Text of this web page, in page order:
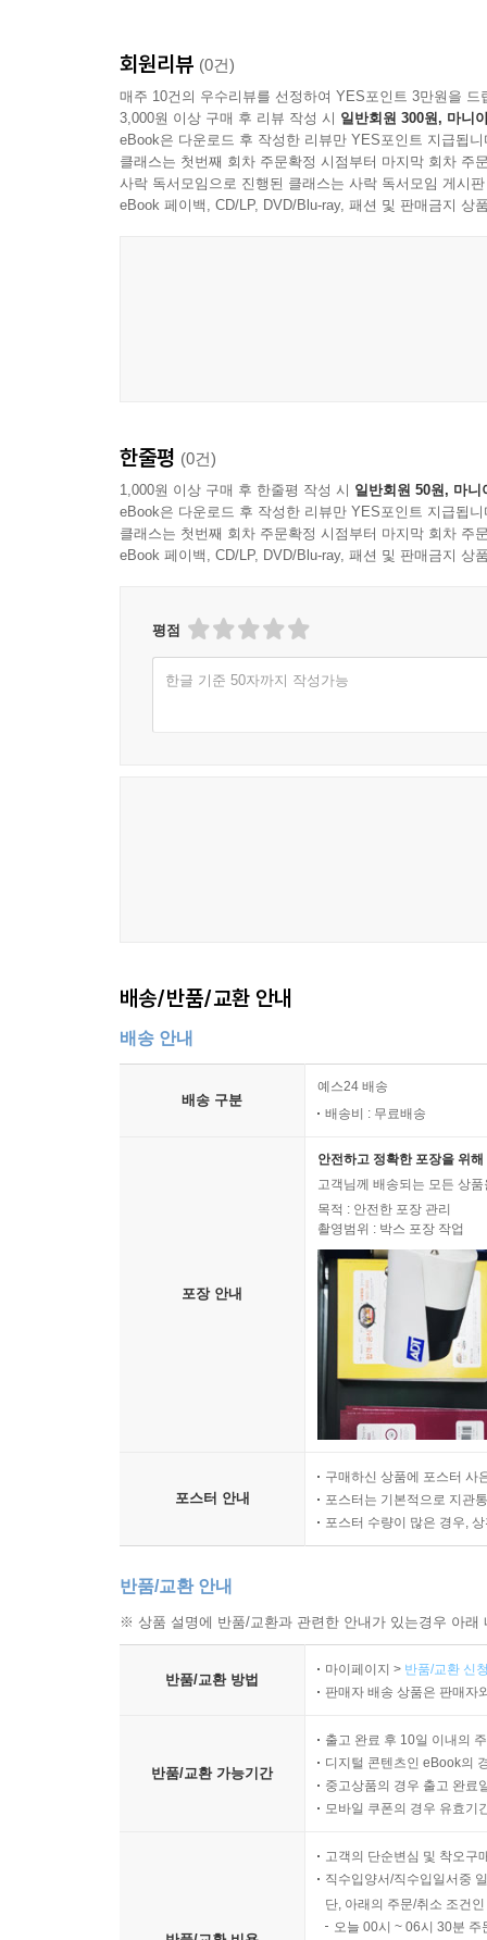
회원리뷰 (0건)
매주 10건의 우수리뷰를 선정하여 YES포인트 3만원을 드
3,000원 이상 구매 후 리뷰 작성 시 일반회원 300원, 마니
eBook은 다운로드 후 작성한 리뷰만 YES포인트 지급됩니
클래스는 첫번째 회차 주문확정 시점부터 마지막 회차 주
사락 독서모임으로 진행된 클래스는 사락 독서모임 게시
eBook 페이백, CD/LP, DVD/Blu-ray, 패션 및 판매금지 상
한줄평 (0건)
1,000원 이상 구매 후 한줄평 작성 시 일반회원 50원, 마니
eBook은 다운로드 후 작성한 리뷰만 YES포인트 지급됩니
클래스는 첫번째 회차 주문확정 시점부터 마지막 회차 주
eBook 페이백, CD/LP, DVD/Blu-ray, 패션 및 판매금지 상
평점
한글 기준 50자까지 작성가능
배송/반품/교환 안내
배송 안내
배송 구분
예스24 배송
배송비 : 무료배송
포장 안내
안전하고 정확한 포장을 위
고객님께 배송되는 모든 상
목적 : 안전한 포장 관리
촬영범위 : 박스 포장 작업
포스터 안내
구매하신 상품에 포스터 사
포스터는 기본적으로 지관
포스터 수량이 많은 경우,
반품/교환 안내
※ 상품 설명에 반품/교환과 관련한 안내가 있는경우 아
반품/교환 방법
마이페이지 > 반품/교환 신
판매자 배송 상품은 판매자
반품/교환 가능기간
출고 완료 후 10일 이내의
디지털 콘텐츠인 eBook의
중고상품의 경우 출고 완료
모바일 쿠폰의 경우 유효기
고객의 단순변심 및 착오구
직수입양서/직수입일서중
단, 아래의 주문/취소 조건
오늘 00시 ~ 06시 30분